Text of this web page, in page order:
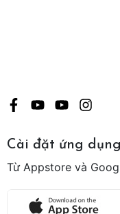
Cài đặt ứng dụng
Từ Appstore và